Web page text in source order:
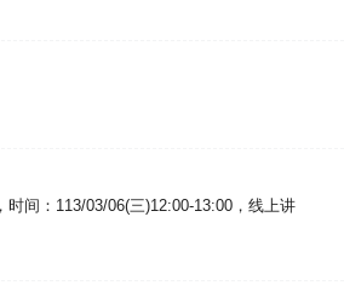
间：113/03/06(三)12:00-13:00，线上讲